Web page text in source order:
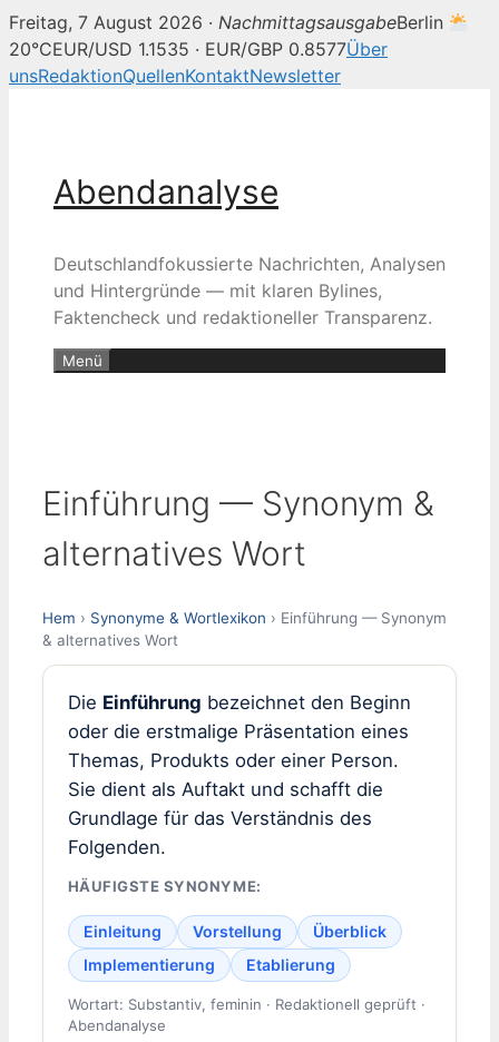
Freitag, 7 August 2026 · NachmittagsausgabeBerlin
20°CEUR/USD 1.1535 · EUR/GBP 0.8577Über
unsRedaktionQuellenKontaktNewsletter
Abendanalyse
Deutschlandfokussierte Nachrichten, Analysen
und Hintergründe — mit klaren Bylines,
Faktencheck und redaktioneller Transparenz.
Menü
Einführung — Synonym &
alternatives Wort
Hem › Synonyme & Wortlexikon › Einführung — Synonym
& alternatives Wort
Die Einführung bezeichnet den Beginn
oder die erstmalige Präsentation eines
Themas, Produkts oder einer Person.
Sie dient als Auftakt und schafft die
Grundlage für das Verständnis des
Folgenden.
HÄUFIGSTE SYNONYME:
Einleitung Vorstellung
Überblick
Implementierung
Etablierung
Wortart: Substantiv, feminin · Redaktionell geprüft ·
Abendanalyse